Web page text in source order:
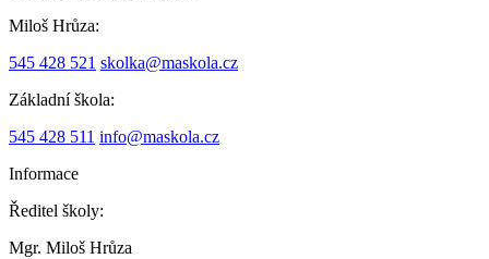
Miloš Hrůza:
545 428 521 skolka@maskola.cz
Základní škola:
545 428 511 info@maskola.cz
Informace
Ředitel školy:
Mgr. Miloš Hrůza